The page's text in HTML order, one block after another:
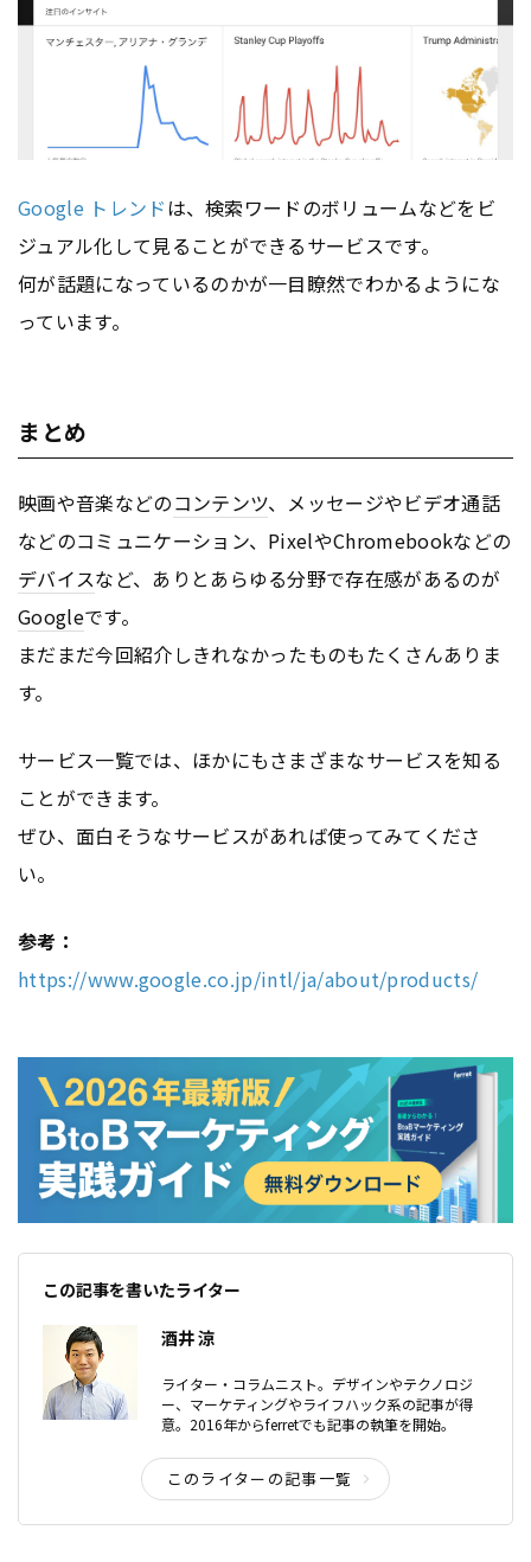
Google トレンドは、検索ワードのボリュームなどをビ
ジュアル化して見ることができるサービスです。
何が話題になっているのかが一目瞭然でわかるようにな
っています。
まとめ
映画や音楽などのコンテンツ、メッセージやビデオ通話
などのコミュニケーション、PixelやChromebookなどの
デバイスなど、ありとあらゆる分野で存在感があるのが
Googleです。
まだまだ今回紹介しきれなかったものもたくさんありま
す。
サービス一覧では、ほかにもさまざまなサービスを知る
ことができます。
ぜひ、面白そうなサービスがあれば使ってみてくださ
い。
参考：
https://www.google.co.jp/intl/ja/about/products/
この記事を書いたライター
酒井 涼
ライター・コラムニスト。デザインやテクノロジ
ー、マーケティングやライフハック系の記事が得
意。2016年からferretでも記事の執筆を開始。
このライターの記事一覧